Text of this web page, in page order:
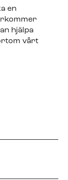
en
hjälpa
vårt